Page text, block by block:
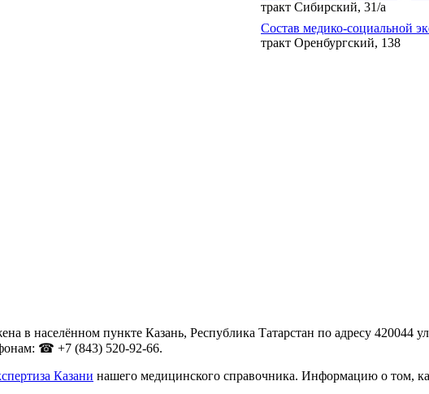
тракт Сибирский, 31/а
Состав медико-социальной
тракт Оренбургский, 138
в населённом пункте Казань, Республика Татарстан по адресу 420044
☎ +7 (843) 520-92-66.
Казани нашего медицинского справочника. Информацию о том,